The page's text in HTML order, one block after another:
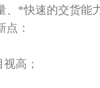
、*快速的交货能
：
高；